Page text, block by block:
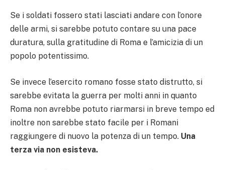
Se i soldati fossero stati lasciati andare con l’onore
delle armi, si sarebbe potuto contare su una pace
duratura, sulla gratitudine di Roma e l’amicizia di un
popolo potentissimo.
Se invece l’esercito romano fosse stato distrutto, si
sarebbe evitata la guerra per molti anni in quanto
Roma non avrebbe potuto riarmarsi in breve tempo ed
inoltre non sarebbe stato facile per i Romani
raggiungere di nuovo la potenza di un tempo. Una
terza via non esisteva.